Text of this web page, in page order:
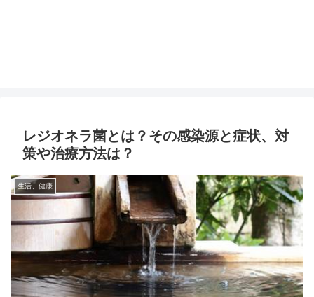
レジオネラ菌とは？その感染源と症状、対
策や治療方法は？
生活、健康